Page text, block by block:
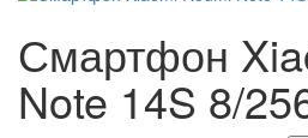
Смартфон
Note 14S 8/